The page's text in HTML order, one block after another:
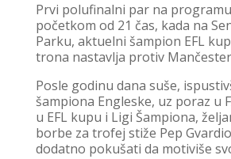
Prvi polufinalni par na
početkom od 21 čas, kada na
Parku, aktuelni šampion EFL
trona nastavlja protiv
Posle godinu dana suše,
šampiona Engleske, uz poraz u
u EFL kupu i Ligi Šampiona,
borbe za trofej stiže Pep
dodatno pokušati da motiviše